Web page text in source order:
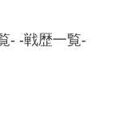
- -戦歴一覧-